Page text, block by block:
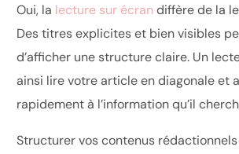
Oui, la lecture sur écran diffère de la
Des titres explicites et bien visibles
d’afficher une structure claire. Un
ainsi lire votre article en diagonale et
rapidement à l’information qu’il
Structurer vos contenus